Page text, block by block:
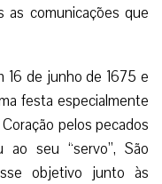
as comunicações que
16 de junho de 1675 e
festa especialmente
pelos pecados
ao seu “servo”, São
objetivo junto às